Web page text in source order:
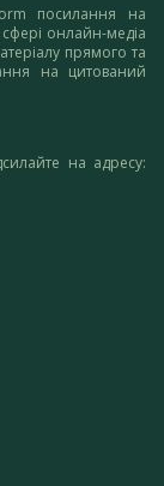
посилання на
сфері онлайн-медіа
прямого та
на цитований
на адресу: